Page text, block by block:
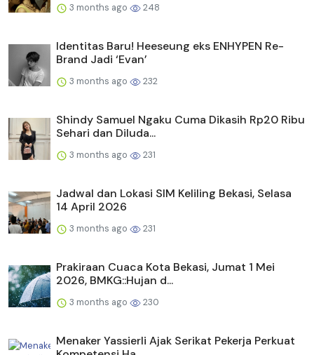
3 months ago 248
Identitas Baru! Heeseung eks ENHYPEN Re-
Brand Jadi ‘Evan’
3 months ago 232
Shindy Samuel Ngaku Cuma Dikasih Rp20 Ribu
Sehari dan Diluda...
3 months ago 231
Jadwal dan Lokasi SIM Keliling Bekasi, Selasa
14 April 2026
3 months ago 231
Prakiraan Cuaca Kota Bekasi, Jumat 1 Mei
2026, BMKG::Hujan d...
3 months ago 230
Menaker Yassierli Ajak Serikat Pekerja Perkuat